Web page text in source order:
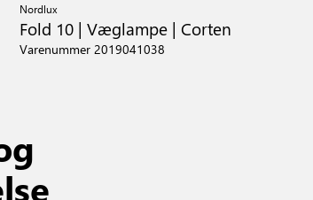
Nordlux
Fold 10 | Væglampe | Corten
Varenummer 2019041038